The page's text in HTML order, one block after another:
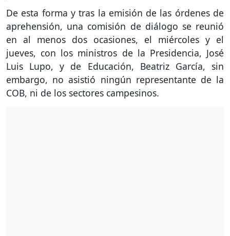
De esta forma y tras la emisión de las órdenes de
aprehensión, una comisión de diálogo se reunió
en al menos dos ocasiones, el miércoles y el
jueves, con los ministros de la Presidencia, José
Luis Lupo, y de Educación, Beatriz García, sin
embargo, no asistió ningún representante de la
COB, ni de los sectores campesinos.